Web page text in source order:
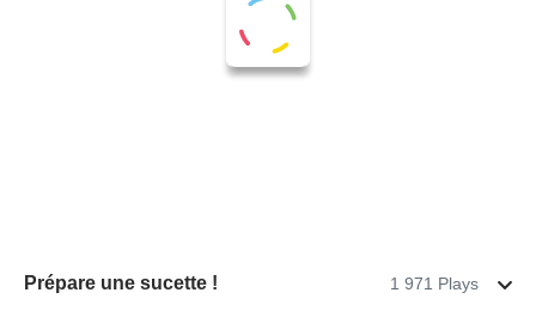
Prépare une sucette ! 1 971 Plays